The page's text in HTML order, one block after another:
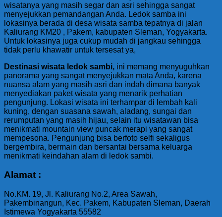
wisatanya yang masih segar dan asri sehingga sangat
menyejukkan pemandangan Anda. Ledok samba ini
lokasinya berada di desa wisata samba tepatnya di jalan
Kaliurang KM20 , Pakem, kabupaten Sleman, Yogyakarta.
Untuk lokasinya juga cukup mudah di jangkau sehingga
tidak perlu khawatir untuk tersesat ya,
Destinasi wisata ledok sambi, ini memang menyuguhkan
panorama yang sangat menyejukkan mata Anda, karena
nuansa alam yang masih asri dan indah dimana banyak
menyediakan paket wisata yang menarik perhatian
pengunjung. Lokasi wisata ini terhampar di lembah kali
kuning, dengan suasana sawah, aladang, sungai dan
rerumputan yang masih hijau, selain itu wisatawan bisa
menikmati mountain view puncak merapi yang sangat
mempesona. Pengunjung bisa berfoto selfi sekaligus
bergembira, bermain dan bersantai bersama keluarga
menikmati keindahan alam di ledok sambi.
Alamat :
No.KM. 19, Jl. Kaliurang No.2, Area Sawah,
Pakembinangun, Kec. Pakem, Kabupaten Sleman, Daerah
Istimewa Yogyakarta 55582